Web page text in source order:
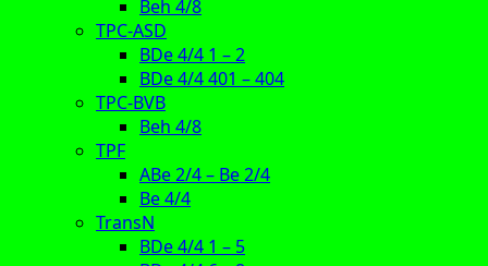
Beh 4/8
TPC-ASD
BDe 4/4 1 – 2
BDe 4/4 401 – 404
TPC-BVB
Beh 4/8
TPF
ABe 2/4 – Be 2/4
Be 4/4
TransN
BDe 4/4 1 – 5